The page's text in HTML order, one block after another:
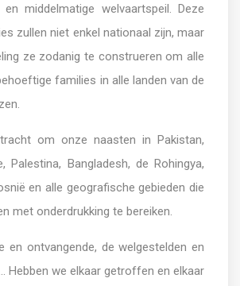
middelmatige welvaartspeil. Deze
zullen niet enkel nationaal zijn, maar
ze zodanig te construeren om alle
families in alle landen van de
om onze naasten in Pakistan,
Palestina, Bangladesh, de Rohingya,
en alle geografische gebieden die
met onderdrukking te bereiken.
en ontvangende, de welgestelden en
Hebben we elkaar getroffen en elkaar